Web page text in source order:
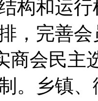
构和运
，完善
商会民主
。乡镇